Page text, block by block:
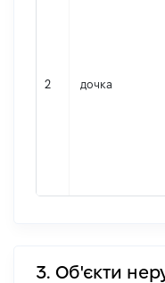
2 дочка
3. Об'єкти